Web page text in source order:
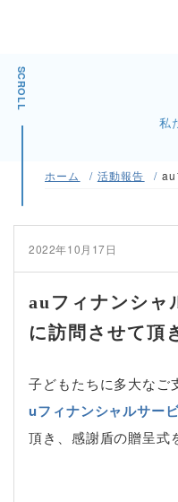
SCROLL
私
ホーム 活動報告 au
2022年10月17日
auフィナンシャ
に訪問させて頂
子どもたちに多大なご
uフィナンシャルサー
頂き、感謝盾の贈呈式